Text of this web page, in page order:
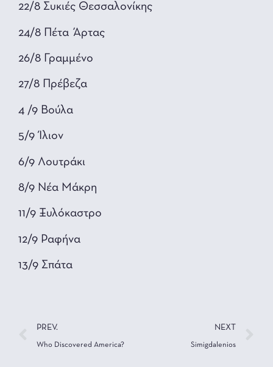
22/8 Συκιές Θεσσαλονίκης
24/8 Πέτα Άρτας
26/8 Γραμμένο
27/8 Πρέβεζα
4 /9 Βούλα
5/9 Ίλιον
6/9 Λουτράκι
8/9 Νέα Μάκρη
11/9 Ξυλόκαστρο
12/9 Ραφήνα
13/9 Σπάτα
PREV.
Who Discovered America?
NEXT
Simigdalenios